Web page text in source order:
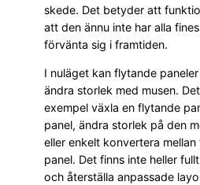
skede. Det betyder att
att den ännu inte har alla
förvänta sig i framtiden.
I nuläget kan flytande
ändra storlek med musen.
exempel växla en flytande
panel, ändra storlek på den
eller enkelt konvertera
panel. Det finns inte heller
och återställa anpassade